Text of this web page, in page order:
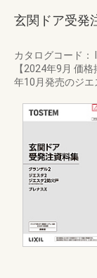
玄関ドア受発
カタログコード：
【2024年9月 価
年10月発売のジエ